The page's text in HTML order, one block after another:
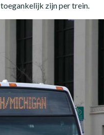
zijn per trein.